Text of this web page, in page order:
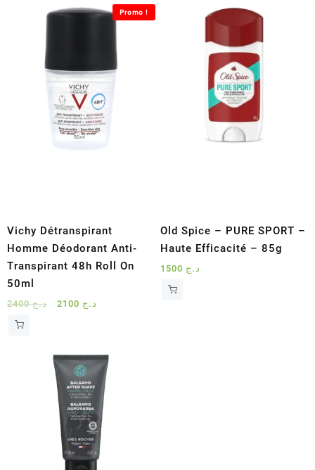
était :
est :
د.ج 2100.
Promo !
Vichy Détranspirant
Homme Déodorant Anti-
Transpirant 48h Roll On
50ml
د.ج2400
Le
د.ج 2400.
د.ج
Old Spice – PURE SPORT –
Haute Efficacité – 85g
د.ج